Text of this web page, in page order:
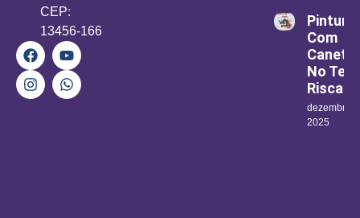
CEP:
13456-166
Pintura
Com
No
dezembro
2025